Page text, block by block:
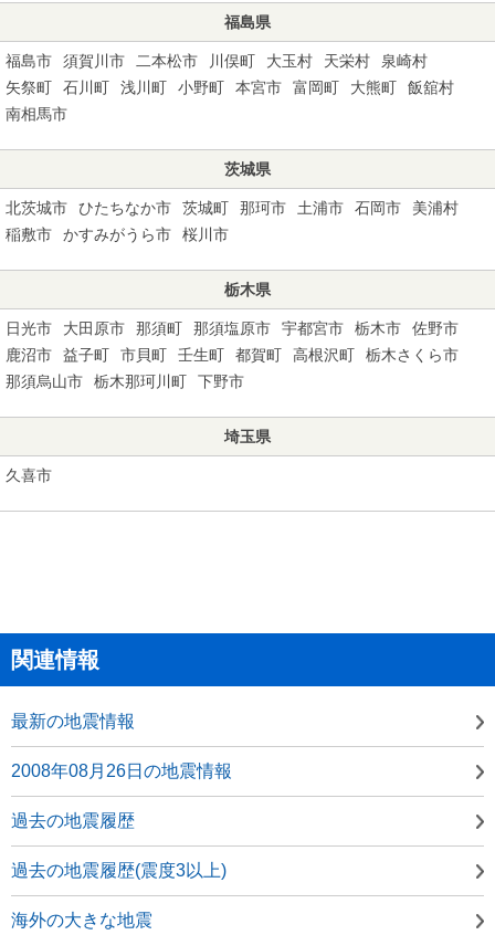
福島県
福島市 須賀川市 二本松市 川俣町 大玉村 天栄村
泉崎村
矢祭町
石川町 浅川町 小野町 本宮市 富岡町 大熊町
飯舘村
南相馬市
茨城県
北茨城市 ひたちなか市 茨城町 那珂市 土浦市 石岡市
美浦村
稲敷市
かすみがうら市 桜川市
栃木県
日光市 大田原市 那須町 那須塩原市 宇都宮市 栃木市
佐野市
鹿沼市
益子町 市貝町 壬生町 都賀町 高根沢町
栃木さくら市
那須烏山市
栃木那珂川町 下野市
埼玉県
久喜市
関連情報
最新の地震情報
2008年08月26日の地震情報
過去の地震履歴
過去の地震履歴(震度3以上)
海外の大きな地震